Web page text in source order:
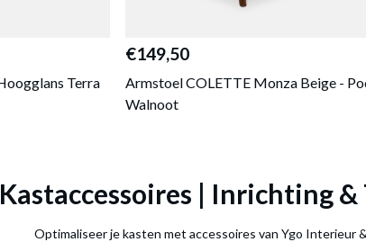
Terra
€149,50
Armstoel COLETTE Monza Beige -
Walnoot
Kastaccessoires | Inrichting
Optimaliseer je kasten met accessoires van Ygo Interieur